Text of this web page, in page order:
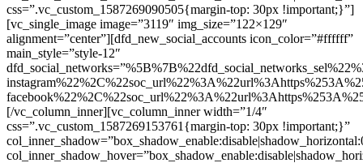
css=”.vc_custom_1587269090505{margin-top: 30px !important;}”]
[vc_single_image image=”3119″ img_size=”122×129″
alignment=”center”][dfd_new_social_accounts icon_color=”#ffffff”
main_style=”style-12″
[/vc_column_inner][vc_column_inner width=”1/4″
css=”.vc_custom_1587269153761{margin-top: 30px !important;}”